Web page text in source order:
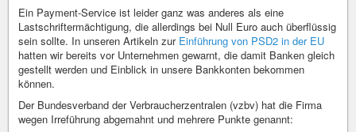
Ein Payment-Service ist leider ganz was anderes als eine
Lastschriftermächtigung, die allerdings bei Null Euro auch überflüssig
sein sollte. In unseren Artikeln zur Einführung von PSD2 in der EU
hatten wir bereits vor Unternehmen gewarnt, die damit Banken gleich
gestellt werden und Einblick in unsere Bankkonten bekommen
können.
Der Bundesverband der Verbraucherzentralen (vzbv) hat die Firma
wegen Irreführung abgemahnt und mehrere Punkte genannt: